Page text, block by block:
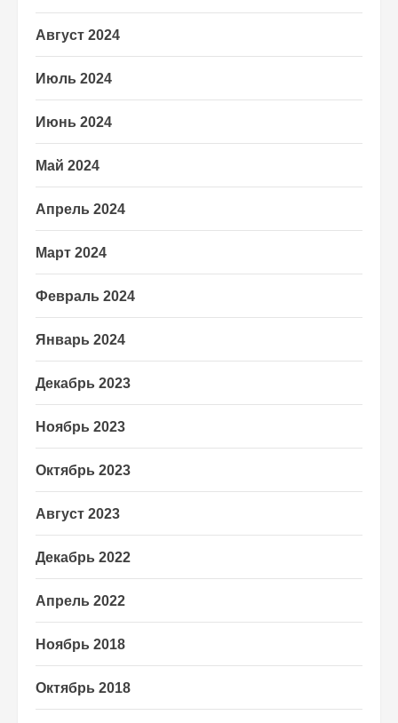
Август 2024
Июль 2024
Июнь 2024
Май 2024
Апрель 2024
Март 2024
Февраль 2024
Январь 2024
Декабрь 2023
Ноябрь 2023
Октябрь 2023
Август 2023
Декабрь 2022
Апрель 2022
Ноябрь 2018
Октябрь 2018